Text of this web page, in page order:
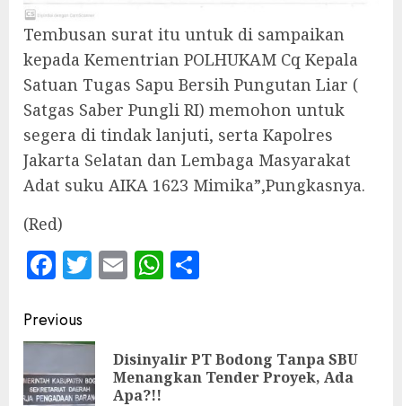
Tembusan surat itu untuk di sampaikan
kepada Kementrian POLHUKAM Cq Kepala
Satuan Tugas Sapu Bersih Pungutan Liar (
Satgas Saber Pungli RI) memohon untuk
segera di tindak lanjuti, serta Kapolres
Jakarta Selatan dan Lembaga Masyarakat
Adat suku AIKA 1623 Mimika”,Pungkasnya.
(Red)
Facebook
Twitter
EmailWhatsApp
Continue
Reading
Previous
Disinyalir PT Bodong Tanpa SBU
Menangkan Tender Proyek, Ada
Apa?!!